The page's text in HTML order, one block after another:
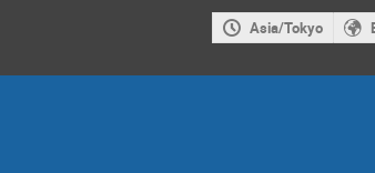
Asia/Tokyo